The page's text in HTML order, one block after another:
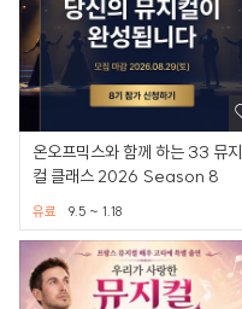
온오프믹스와 함께 하는 33 뮤지
컬 클래스 2026 Season 8
9.5 ~ 1.18
유료